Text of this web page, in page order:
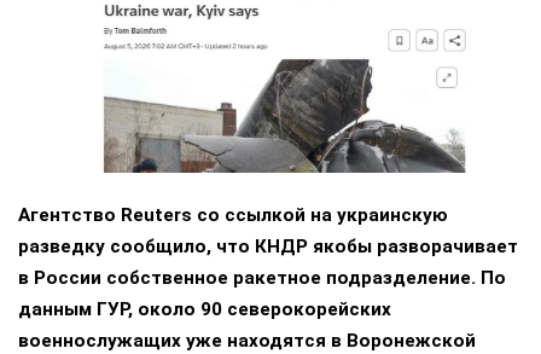
Агентство Reuters со ссылкой на украинскую
разведку сообщило, что КНДР якобы разворачивает
в России собственное ракетное подразделение. По
данным ГУР, около 90 северокорейских
военнослужащих уже находятся в Воронежской